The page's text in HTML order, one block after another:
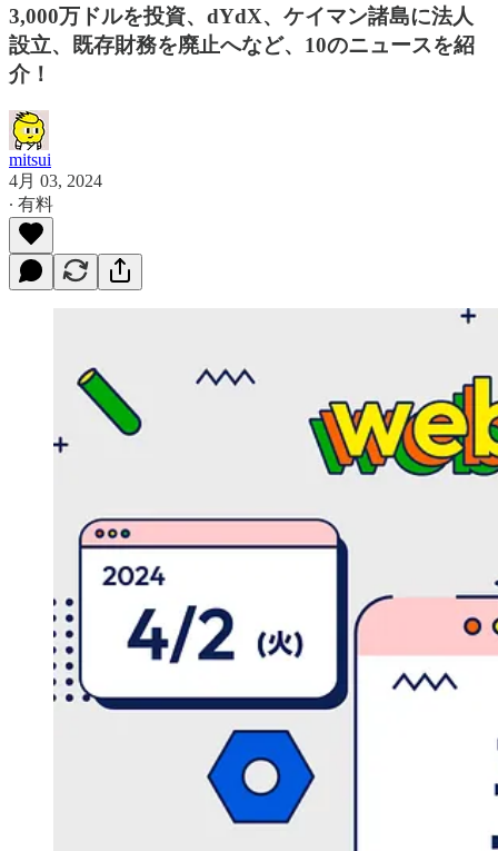
3,000万ドルを投資、dYdX、ケイマン諸島に法人
設立、既存財務を廃止へなど、10のニュースを紹
介！
mitsui
4月 03, 2024
∙ 有料